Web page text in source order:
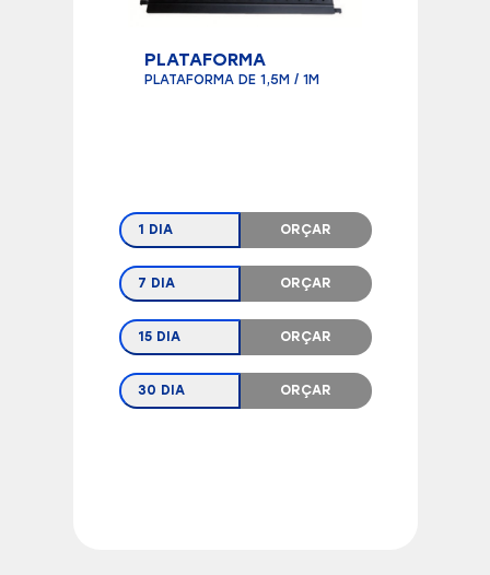
PLATAFORMA
PLATAFORMA DE 1,5M / 1M
1 DIA ORÇAR
7 DIA ORÇAR
15 DIA ORÇAR
30 DIA ORÇAR